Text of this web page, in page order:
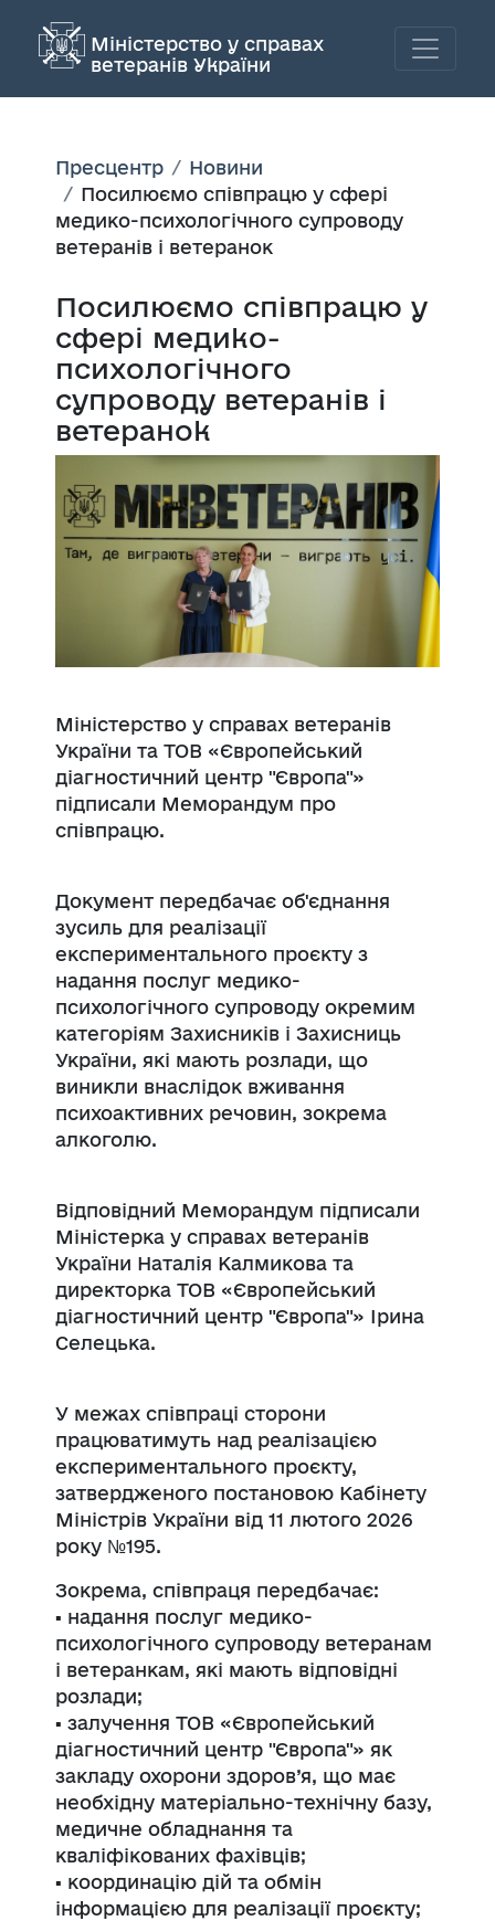
Міністерство у справах
ветеранів України
Пресцентр
Новини
Посилюємо співпрацю у сфері
медико-психологічного супроводу
ветеранів і ветеранок
Посилюємо співпрацю у
сфері медико-
психологічного
супроводу ветеранів і
ветеранок
Міністерство у справах ветеранів
України та ТОВ «Європейський
діагностичний центр "Європа"»
підписали Меморандум про
співпрацю.
Документ передбачає об'єднання
зусиль для реалізації
експериментального проєкту з
надання послуг медико-
психологічного супроводу окремим
категоріям Захисників і Захисниць
України, які мають розлади, що
виникли внаслідок вживання
психоактивних речовин, зокрема
алкоголю.
Відповідний Меморандум підписали
Міністерка у справах ветеранів
України Наталія Калмикова та
директорка ТОВ «Європейський
діагностичний центр "Європа"» Ірина
Селецька.
У межах співпраці сторони
працюватимуть над реалізацією
експериментального проєкту,
затвердженого постановою Кабінету
Міністрів України від 11 лютого 2026
року №195.
Зокрема, співпраця передбачає:
▪️ надання послуг медико-
психологічного супроводу ветеранам
і ветеранкам, які мають відповідні
розлади;
▪️ залучення ТОВ «Європейський
діагностичний центр "Європа"» як
закладу охорони здоров’я, що має
необхідну матеріально-технічну базу,
медичне обладнання та
кваліфікованих фахівців;
▪️ координацію дій та обмін
інформацією для реалізації проєкту;